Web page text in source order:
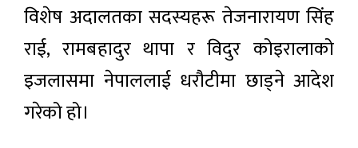
विशेष अदालतका सदस्यहरू तेजनारायण सिंह
राई, रामबहादुर थापा र विदुर कोइरालाको
इजलासमा नेपाललाई धरौटीमा छाड्ने आदेश
गरेको हो।